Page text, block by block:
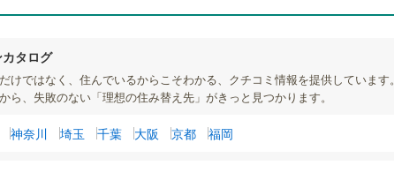
タログ
けではなく、住んでいるからこそわかる、クチコミ情報を提供しています。
ら、失敗のない「理想の住み替え先」がきっと見つかります。
神奈川 埼玉 千葉 大阪 京都 福岡